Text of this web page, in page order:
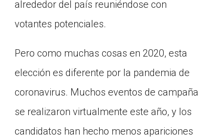
alrededor del país reuniéndose con
votantes potenciales.
Pero como muchas cosas en 2020, esta
elección es diferente por la pandemia de
coronavirus. Muchos eventos de campaña
se realizaron virtualmente este año, y los
candidatos han hecho menos apariciones